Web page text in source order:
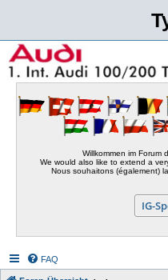
Willkommen im Forum
We would also like to extend a
Nous souhaitons (également)
IG-
FAQ